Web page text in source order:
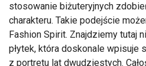
stosowanie biżuteryjnych
charakteru. Takie podejście
Fashion Spirit. Znajdziemy tutaj
płytek, która doskonale wpisuje
z portretu lat dwudziestych.